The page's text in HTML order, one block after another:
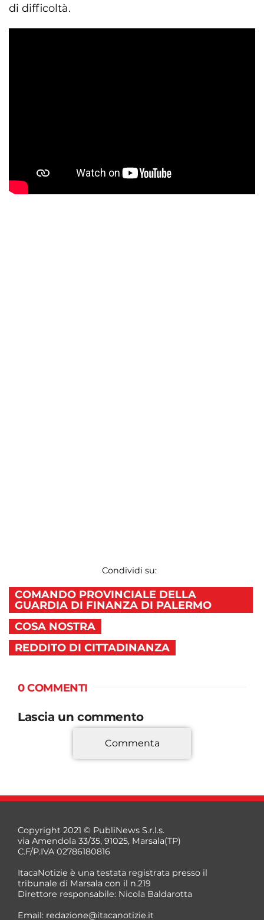
di difficoltà.
Condividi su:
COMANDO PROVINCIALE DELLA
GUARDIA DI FINANZA DI PALERMO
COSA NOSTRA
REDDITO DI CITTADINANZA
0 COMMENTI
Lascia un commento
*
Commenta
Copyright 2021 © PubliNews S.r.l.s.
via Amendola 33/35, 91025, Marsala(TP)
C.F/P.IVA 02786180816
ItacaNotizie è una testata registrata presso il
tribunale di Marsala con il n.219
Direttore responsabile: Nicola Baldarotta
Email: redazione@itacanotizie.it